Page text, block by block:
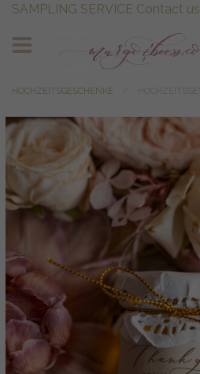
SAMPLING SERVICE Contact us
HOCHZEITSGESCHENKE